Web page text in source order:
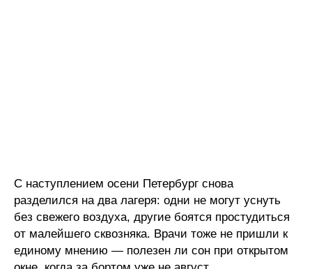
С наступлением осени Петербург снова
разделился на два лагеря: одни не могут уснуть
без свежего воздуха, другие боятся простудиться
от малейшего сквозняка. Врачи тоже не пришли к
единому мнению — полезен ли сон при открытом